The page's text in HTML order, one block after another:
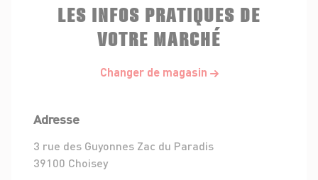
LES INFOS PRATIQUES DE
VOTRE MARCHÉ
Changer de magasin
Adresse
3 rue des Guyonnes Zac du Paradis
39100 Choisey